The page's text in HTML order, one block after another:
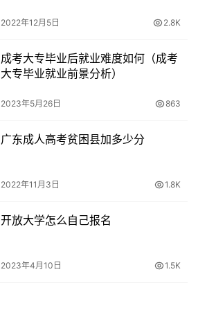
2022年12月5日 2.8K
成考大专毕业后就业难度如何（成考
大专毕业就业前景分析）
2023年5月26日 863
广东成人高考贫困县加多少分
2022年11月3日 1.8K
开放大学怎么自己报名
2023年4月10日 1.5K